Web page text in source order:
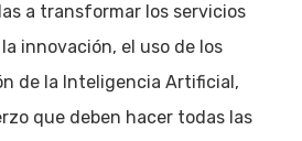
a transformar los servicios
innovación, el uso de los
de la Inteligencia Artificial,
que deben hacer todas las